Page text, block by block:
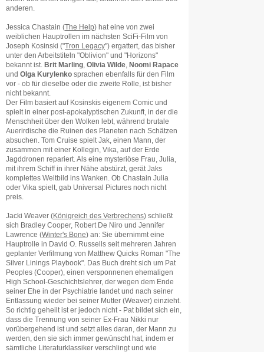
anderen.
Jessica Chastain (The Help) hat eine von zwei
weiblichen Hauptrollen im nächsten SciFi-Film von
Joseph Kosinski ("Tron Legacy") ergattert, das bisher
unter den Arbeitstiteln "Oblivion" und "Horizons"
bekannt ist.
Brit Marling Olivia Wilde
Noomi Rapace
und Olga Kurylenko sprachen ebenfalls für den Film
vor - ob für dieselbe oder die zweite Rolle, ist bisher
nicht bekannt.
Der Film basiert auf Kosinskis eigenem Comic und
spielt in einer post-apokalyptischen Zukunft, in der die
Menschheit über den Wolken lebt, während brutale
Auerirdische die Ruinen des Planeten nach Schätzen
absuchen. Tom Cruise spielt Jak, einen Mann, der
zusammen mit einer Kollegin, Vika, auf der Erde
Jagddronen repariert. Als eine mysteriöse Frau, Julia,
mit ihrem Schiff in ihrer Nähe abstürzt, gerät Jaks
komplettes Weltbild ins Wanken. Ob Chastain Julia
oder Vika spielt, gab Universal Pictures noch nicht
preis.
Jacki Weaver (Königreich des Verbrechens) schließt
sich Bradley Cooper, Robert De Niro und Jennifer
Lawrence (Winter's Bone) an: Sie übernimmt eine
Hauptrolle in David O. Russells seit mehreren Jahren
geplanter Verfilmung von Matthew Quicks Roman "The
Silver Linings Playbook". Das Buch dreht sich um Pat
Peoples (Cooper), einen versponnenen ehemaligen
High School-Geschichtslehrer, der wegen dem Ende
seiner Ehe in der Psychiatrie landet und nach seiner
Entlassung wieder bei seiner Mutter (Weaver) einzieht.
So richtig geheilt ist er jedoch nicht - Pat bildet sich ein,
dass die Trennung von seiner Ex-Frau Nikki nur
vorübergehend ist und setzt alles daran, der Mann zu
werden, den sie sich immer gewünscht hat, indem er
sämtliche Literaturklassiker verschlingt und wie